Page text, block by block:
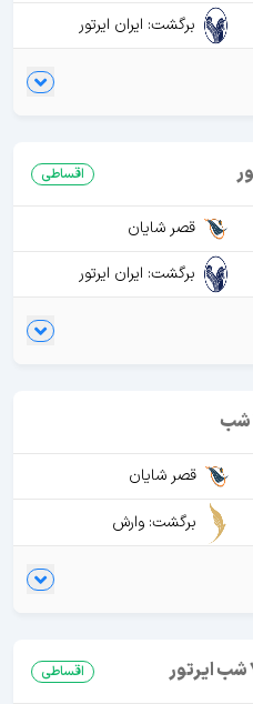
برگشت: ایران ایرتور
اقساطی
قصر شایان
برگشت: ایران ایرتور
قصر شایان
برگشت: وارش
اقساطی